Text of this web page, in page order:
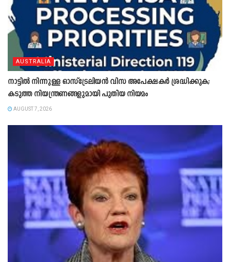
AUSTRALIA
നാട്ടിൽ നിന്നുള്ള ഓസ്‌ട്രേലിയൻ വിസ അപേക്ഷകർ ശ്രദ്ധിക്കുക;
കടുത്ത നിയന്ത്രണങ്ങളുമായി പുതിയ നിയമം
AUGUST 7, 2026